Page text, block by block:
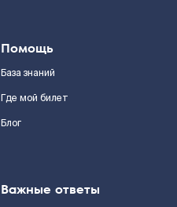
Помощь
База знаний
Где мой билет
Блог
Важные ответы